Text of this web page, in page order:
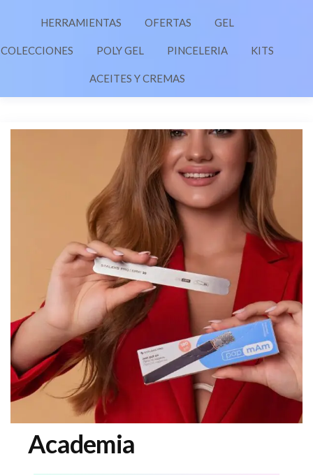
HERRAMIENTAS OFERTAS GEL
COLECCIONES POLY GEL PINCELERIA KITS
ACEITES Y CREMAS
Academia